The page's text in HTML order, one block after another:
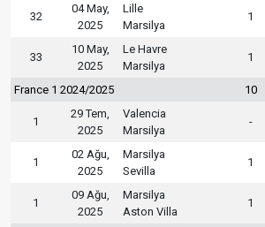
32
04 May,
2025
Lille
Marsilya
1
33
10 May,
2025
Le Havre
Marsilya
1
France 1 2024/2025 10
1
29 Tem,
2025
Valencia
Marsilya
-
1
02 Ağu,
2025
Marsilya
Sevilla
1
1
09 Ağu,
2025
Marsilya
Aston Villa
1